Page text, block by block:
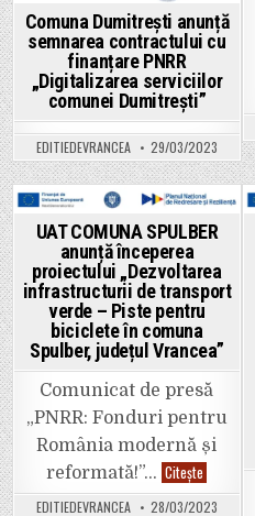
Comuna Dumitrești anunță
semnarea contractului cu
finanțare PNRR
„Digitalizarea serviciilor
comunei Dumitrești”
EDITIEDEVRANCEA 29/03/2023
Posted
UAT COMUNA SPULBER
anunță începerea
proiectului „Dezvoltarea
infrastructurii de transport
verde – Piste pentru
biciclete în comuna
Spulber, județul Vrancea”
Comunicat de presă
„PNRR: Fonduri pentru
România modernă și
reformată!”… Citește
COMUNA
SPULBER
EDITIEDEVRANCEA 28/03/2023